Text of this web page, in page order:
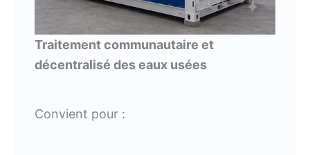
Traitement communautaire et
décentralisé des eaux usées
Convient pour :